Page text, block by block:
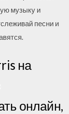
музыку и
песни и
на
онлайн,